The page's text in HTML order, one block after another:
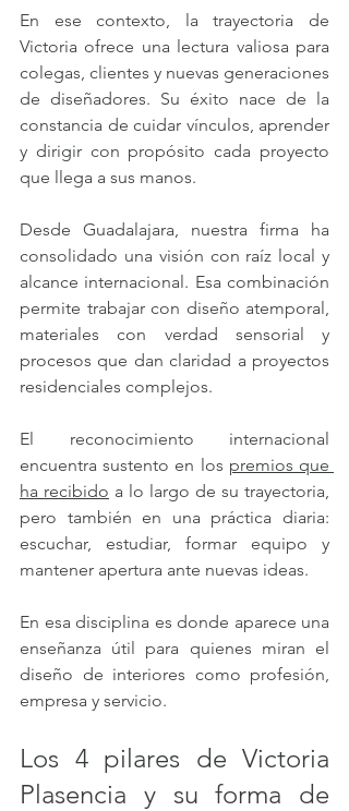
En ese contexto, la trayectoria de
Victoria ofrece una lectura valiosa para
colegas, clientes y nuevas generaciones
de diseñadores. Su éxito nace de la
constancia de cuidar vínculos, aprender
y dirigir con propósito cada proyecto
que llega a sus manos.
Desde Guadalajara, nuestra firma ha
consolidado una visión con raíz local y
alcance internacional. Esa combinación
permite trabajar con diseño atemporal,
materiales con verdad sensorial y
procesos que dan claridad a proyectos
residenciales complejos.
El reconocimiento internacional
encuentra sustento en los premios que
ha recibido a lo largo de su trayectoria,
pero también en una práctica diaria:
escuchar, estudiar, formar equipo y
mantener apertura ante nuevas ideas.
En esa disciplina es donde aparece una
enseñanza útil para quienes miran el
diseño de interiores como profesión,
empresa y servicio.
Los 4 pilares de Victoria
Plasencia y su forma de